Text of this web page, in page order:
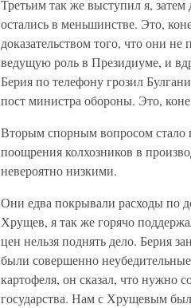
Третьим так же выступил я,
остались в меньшинстве. Это,
доказательством того, что они
ведущую роль в Президиуме, и
Берия по телефону грозил
пост министра обороны. Это,
Вторым спорным вопросом стало
поощрения колхозников в
невероятно низкими.
Они едва покрывали расходы по
Хрущев, я так же горячо
цен нельзя поднять дело. Берия
были совершенно
картофеля, он сказал, что нужно
государства. Нам с Хрущевым